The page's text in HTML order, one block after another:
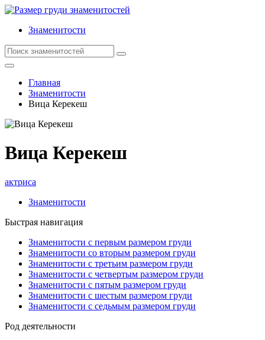
Знаменитости
Главная
Знаменитости
Вица Керекеш
Вица Керекеш
актриса
Знаменитости
Быстрая навигация
Знаменитости с первым размером груди
Знаменитости со вторым размером груди
Знаменитости с третьим размером груди
Знаменитости с четвертым размером груди
Знаменитости с пятым размером груди
Знаменитости с шестым размером груди
Знаменитости с седьмым размером груди
Род деятельности